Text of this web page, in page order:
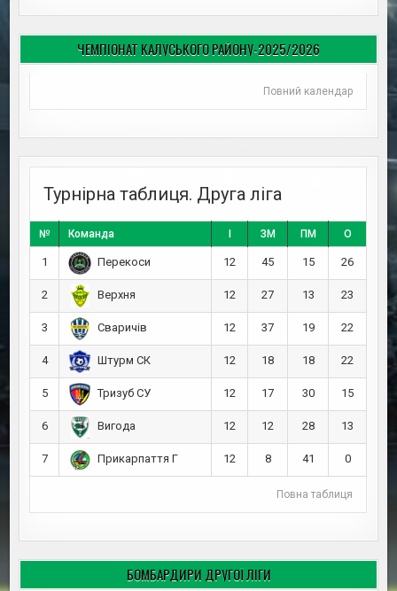
ЧЕМПІОНАТ КАЛУСЬКОГО РАЙОНУ-2025/2026
Повний календар
Турнірна таблиця. Друга ліга
№ Команда ЗМ ПМ О
1 Перекоси 12 45 15 26
2 Верхня 12 27 13 23
3 Сваричів 12 37 19 22
4 Штурм СК 12 18 18 22
5 Тризуб СУ 12 17 30 15
6 Вигода 12 12 28 13
7 Прикарпаття Г 12 8 41 0
Повна таблиця
БОМБАРДИРИ ДРУГОЇ ЛІГИ